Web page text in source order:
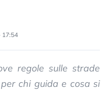
17:54
regole sulle strade
chi guida e cosa si